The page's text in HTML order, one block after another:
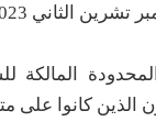
الثاني 2023.
المالكة
الذين كانوا